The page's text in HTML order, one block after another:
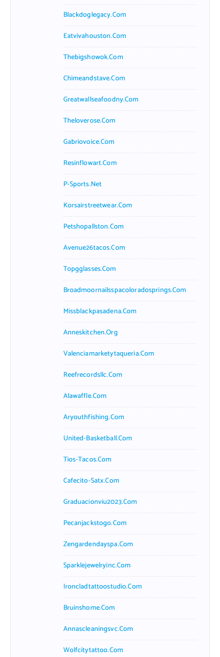
Blackdoglegacy.com
Eatvivahouston.com
Thebigshowok.com
Chimeandstave.com
Greatwallseafoodny.com
Theloverose.com
Gabriovoice.com
Resinflowart.com
P-Sports.net
Korsairstreetwear.com
Petshopallston.com
Avenue26tacos.com
Topgglasses.com
Broadmoornailsspacoloradosprings.com
Missblackpasadena.com
Anneskitchen.org
Valenciamarketytaqueria.com
Reefrecordsllc.com
Alawaffle.com
Aryouthfishing.com
United-Basketball.com
Tios-Tacos.com
Cafecito-Satx.com
Graduacionviu2023.com
Pecanjackstogo.com
Zengardendayspa.com
Sparklejewelryinc.com
Ironcladtattoostudio.com
Bruinshome.com
Annascleaningsvc.com
Wolfcitytattoo.com